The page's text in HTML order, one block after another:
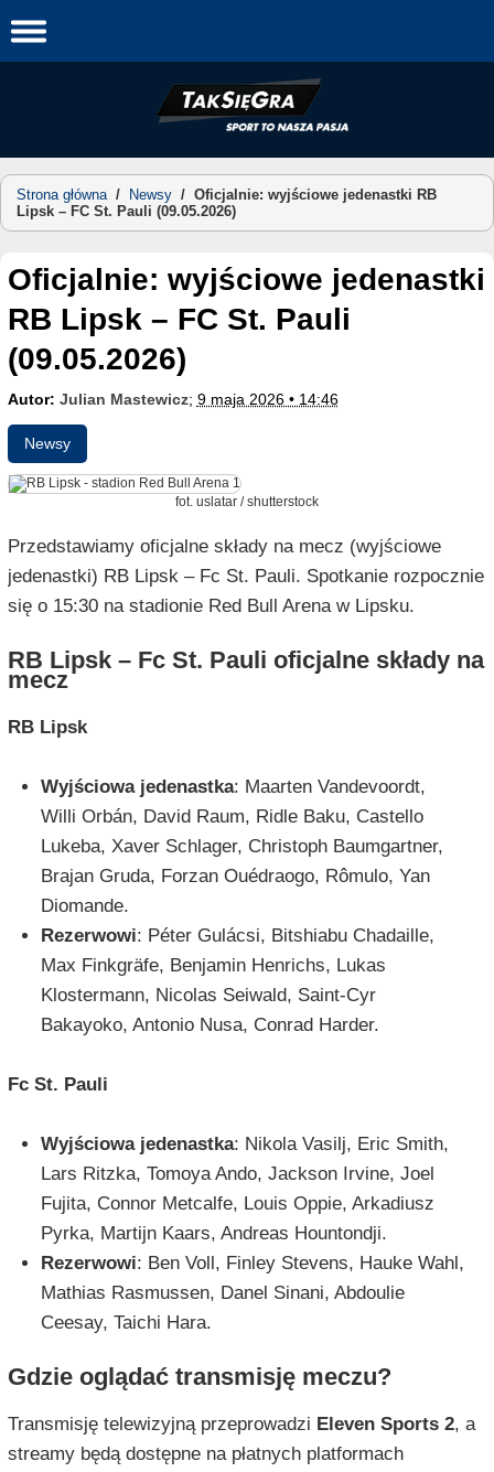
to
Strona główna/ Newsy / Oficjalnie: wyjściowe jedenastki RB
Lipsk – FC St. Pauli (09.05.2026)
Oficjalnie: wyjściowe jedenastki
RB Lipsk – FC St. Pauli
(09.05.2026)
Autor: Julian Mastewicz; 9 maja 2026 • 14:46
Newsy
fot. uslatar / shutterstock
Przedstawiamy oficjalne składy na mecz (wyjściowe
jedenastki) RB Lipsk – Fc St. Pauli. Spotkanie rozpocznie
się o 15:30 na stadionie Red Bull Arena w Lipsku.
RB Lipsk – Fc St. Pauli oficjalne składy na
mecz
RB Lipsk
Wyjściowa jedenastka: Maarten Vandevoordt,
Willi Orbán, David Raum, Ridle Baku, Castello
Lukeba, Xaver Schlager, Christoph Baumgartner,
Brajan Gruda, Forzan Ouédraogo, Rômulo, Yan
Diomande.
Rezerwowi: Péter Gulácsi, Bitshiabu Chadaille,
Max Finkgräfe, Benjamin Henrichs, Lukas
Klostermann, Nicolas Seiwald, Saint-Cyr
Bakayoko, Antonio Nusa, Conrad Harder.
Fc St. Pauli
Wyjściowa jedenastka: Nikola Vasilj, Eric Smith,
Lars Ritzka, Tomoya Ando, Jackson Irvine, Joel
Fujita, Connor Metcalfe, Louis Oppie, Arkadiusz
Pyrka, Martijn Kaars, Andreas Hountondji.
Rezerwowi: Ben Voll, Finley Stevens, Hauke Wahl,
Mathias Rasmussen, Danel Sinani, Abdoulie
Ceesay, Taichi Hara.
Gdzie oglądać transmisję meczu?
Transmisję telewizyjną przeprowadzi Eleven Sports 2, a
streamy będą dostępne na płatnych platformach